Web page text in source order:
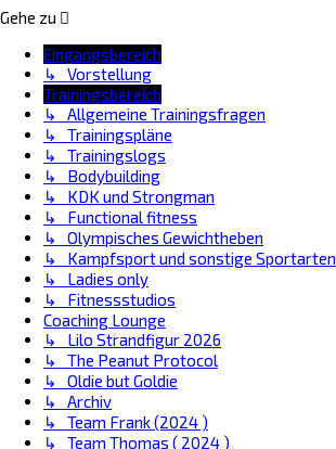
Gehe zu
Eingangsbereich
↳ Vorstellung
Trainingsbereich
↳ Allgemeine Trainingsfragen
↳ Trainingspläne
↳ Trainingslogs
↳ Bodybuilding
↳ KDK und Strongman
↳ Functional fitness
↳ Olympisches Gewichtheben
↳ Kampfsport und sonstige Sportarten
↳ Ladies only
↳ Fitnessstudios
Coaching Lounge
↳ Lilo Strandfigur 2026
↳ The Peanut Protocol
↳ Oldie but Goldie
↳ Archiv
↳ Team Frank (2024 )
↳ Team Thomas ( 2024 )